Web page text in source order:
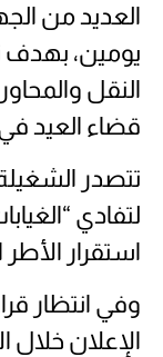
العديد من
يومين، بهدف
النقل
قضاء العيد
تتصدر
لتفادي
استقرار
وفي انتظار
الإعلان خلال